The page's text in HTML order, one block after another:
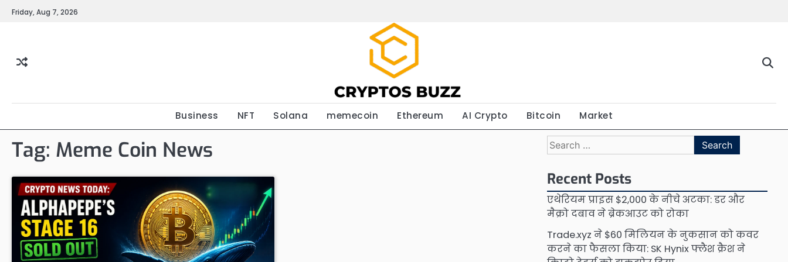
SkipFriday, Aug 7, 2026
Business NFT Solana memecoin Ethereum AI Crypto Bitcoin Market
Tag: Meme Coin News
Search
for:
Recent Posts
एथेरियम प्राइस $2,000 के नीचे अटका: डर और
मैक्रो दबाव ने ब्रेकआउट को रोका
Trade.xyz ने $60 मिलियन के नुकसान को कवर
करने का फैसला किया: SK Hynix फ्लैश क्रैश ने